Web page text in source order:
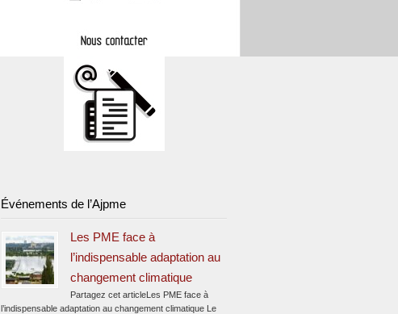
Événements de l’Ajpme
Les PME face à
l’indispensable adaptation au
changement climatique
Partagez cet articleLes PME face à
l’indispensable adaptation au changement climatique Le